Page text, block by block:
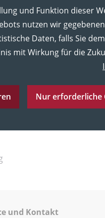
und Kontakt
und Funktion dieser
nutzen wir
Daten, falls Sie
mit Wirkung für die
Nur